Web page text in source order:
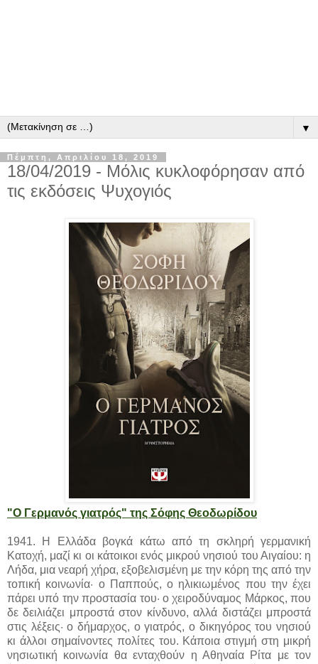
▼
Πέμπτη, Απριλίου 18, 2019
18/04/2019 - Μόλις κυκλοφόρησαν από
τις εκδόσεις Ψυχογιός
"Ο Γερμανός γιατρός" της Σόφης Θεοδωρίδου
1941. Η Ελλάδα βογκά κάτω από τη σκληρή γερμανική
Κατοχή, μαζί κι οι κάτοικοι ενός μικρού νησιού του Αιγαίου: η
Λήδα, μια νεαρή χήρα, εξοβελισμένη με την κόρη της από την
τοπική κοινωνία· ο Παππούς, ο ηλικιωμένος που την έχει
πάρει υπό την προστασία του· ο χειροδύναμος Μάρκος, που
δε δειλιάζει μπροστά στον κίνδυνο, αλλά διστάζει μπροστά
στις λέξεις· ο δήμαρχος, ο γιατρός, ο δικηγόρος του νησιού
κι άλλοι σημαίνοντες πολίτες του. Κάποια στιγμή στη μικρή
νησιωτική κοινωνία θα ενταχθούν η Αθηναία Ρίτα με τον